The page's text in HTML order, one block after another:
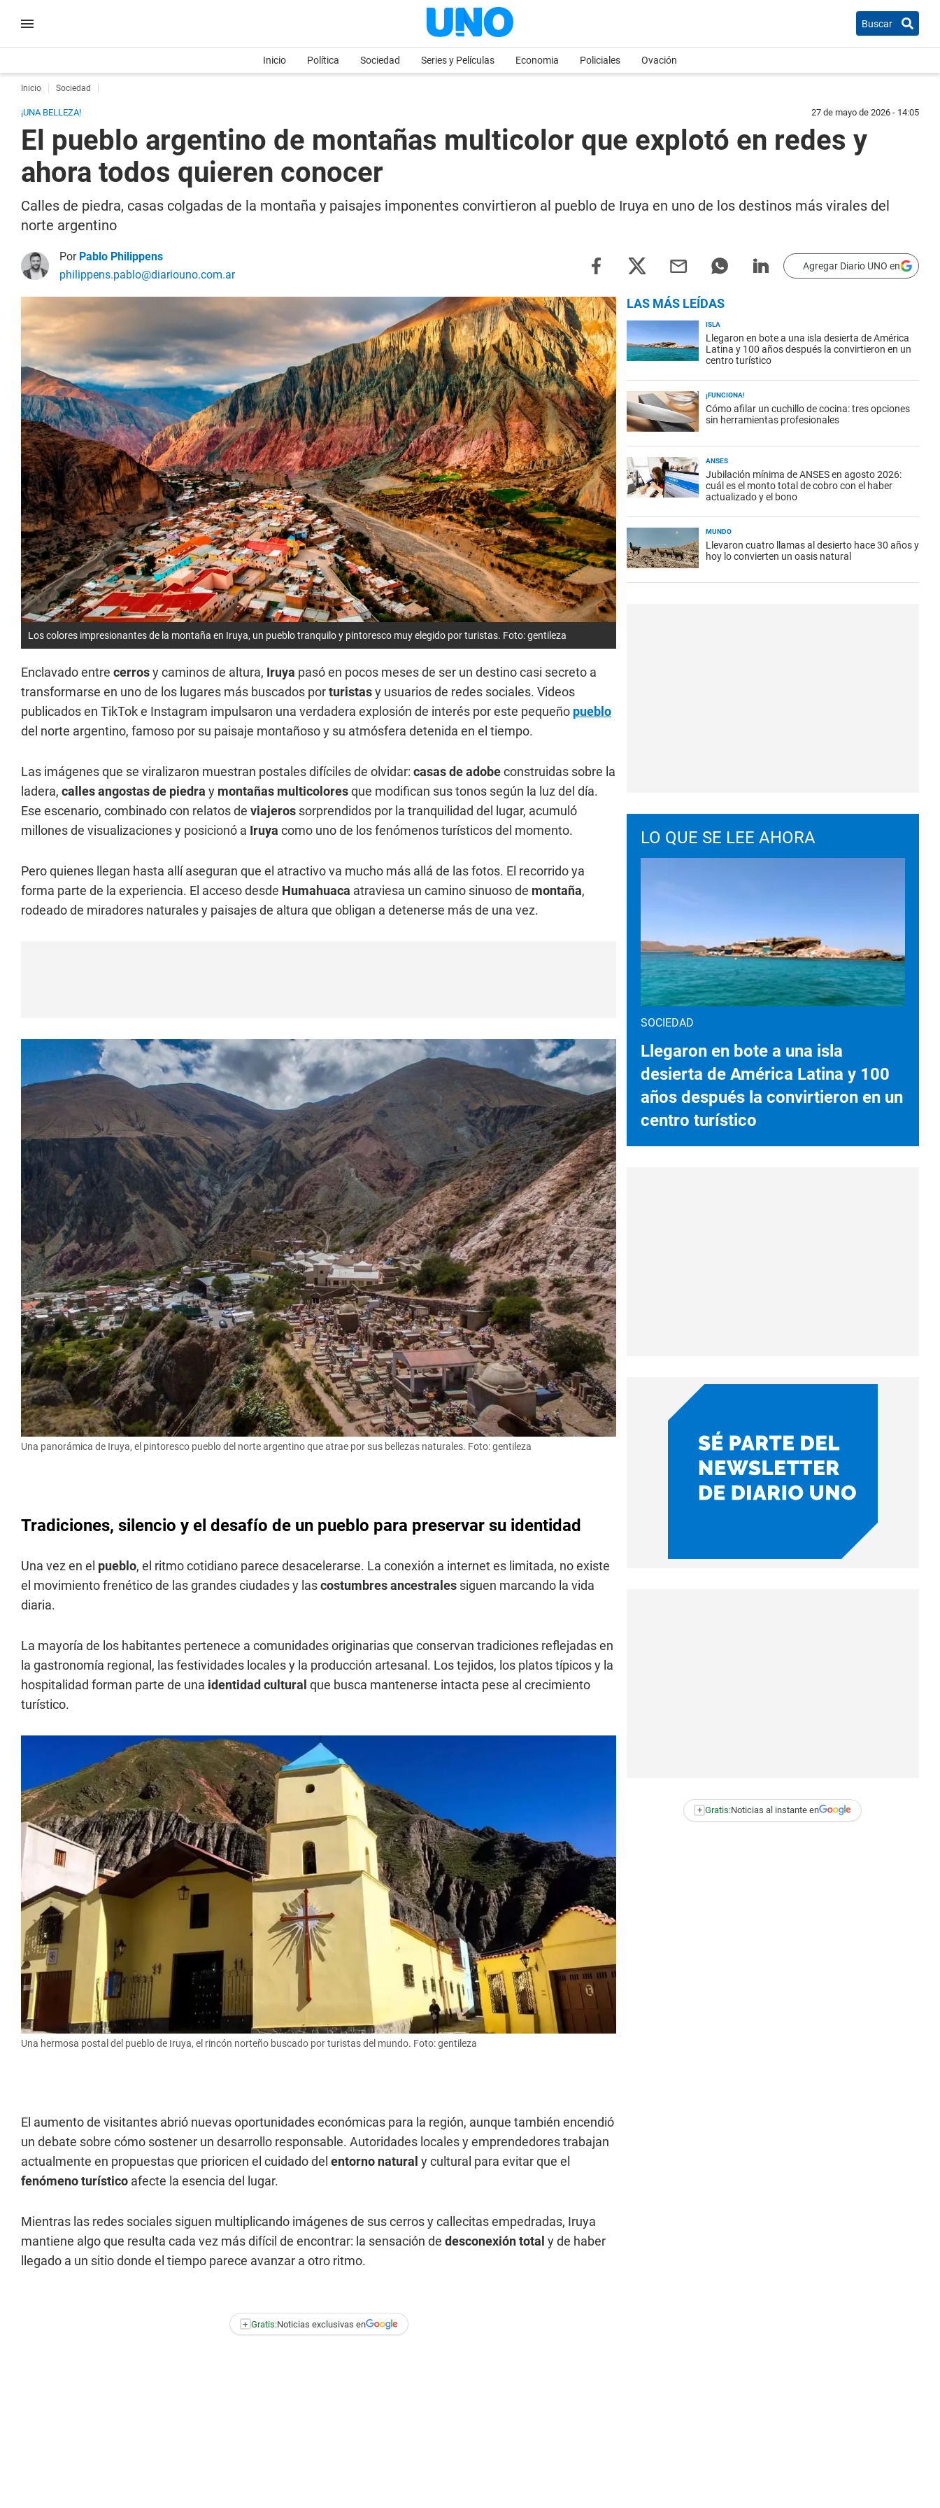
Buscar
Inicio Política Sociedad Series y Películas Economia Policiales Ovación
Inicio Sociedad
¡UNA BELLEZA! 27 de mayo de 2026 - 14:05
El pueblo argentino de montañas multicolor que explotó en redes y
ahora todos quieren conocer
Calles de piedra, casas colgadas de la montaña y paisajes imponentes convirtieron al pueblo de Iruya en uno de los destinos más virales del
norte argentino
Por Pablo Philippens
philippens.pablo@diariouno.com.ar
Agregar Diario UNO en
Los colores impresionantes de la montaña en Iruya, un pueblo tranquilo y pintoresco muy elegido por turistas. Foto: gentileza
Enclavado entre cerrosy caminos de altura, Iruya pasó en pocos meses de ser un destino casi secreto a
transformarse en uno de los lugares más buscados porturistasy usuarios de redes sociales. Videos
publicados en TikTok e Instagram impulsaron una verdadera explosión de interés por este pequeño pueblo
del norte argentino, famoso por su paisaje montañoso y su atmósfera detenida en el tiempo.
Las imágenes que se viralizaron muestran postales difíciles de olvidar: casas de adobeconstruidas sobre la
ladera, calles angostas de piedra y montañas multicoloresque modifican sus tonos según la luz del día.
Ese escenario, combinado con relatos de viajeros sorprendidos por la tranquilidad del lugar, acumuló
millones de visualizaciones y posicionó a Iruya como uno de los fenómenos turísticos del momento.
Pero quienes llegan hasta allí aseguran que el atractivo va mucho más allá de las fotos. El recorrido ya
forma parte de la experiencia. El acceso desde Humahuaca atraviesa un camino sinuoso de montaña,
rodeado de miradores naturales y paisajes de altura que obligan a detenerse más de una vez.
Una panorámica de Iruya, el pintoresco pueblo del norte argentino que atrae por sus bellezas naturales. Foto: gentileza
Tradiciones, silencio y el desafío de un pueblo para preservar su identidad
Una vez en el pueblo, el ritmo cotidiano parece desacelerarse. La conexión a internet es limitada, no existe
el movimiento frenético de las grandes ciudades y lascostumbres ancestrales siguen marcando la vida
diaria.
La mayoría de los habitantes pertenece a comunidades originarias que conservan tradiciones reflejadas en
la gastronomía regional, las festividades locales y la producción artesanal. Los tejidos, los platos típicos y la
hospitalidad forman parte de una identidad cultural que busca mantenerse intacta pese al crecimiento
turístico.
Una hermosa postal del pueblo de Iruya, el rincón norteño buscado por turistas del mundo. Foto: gentileza
El aumento de visitantes abrió nuevas oportunidades económicas para la región, aunque también encendió
un debate sobre cómo sostener un desarrollo responsable. Autoridades locales y emprendedores trabajan
actualmente en propuestas que prioricen el cuidado del entorno natural y cultural para evitar que el
fenómeno turístico afecte la esencia del lugar.
Mientras las redes sociales siguen multiplicando imágenes de sus cerros y callecitas empedradas, Iruya
mantiene algo que resulta cada vez más difícil de encontrar: la sensación de desconexión total y de haber
llegado a un sitio donde el tiempo parece avanzar a otro ritmo.
+ Gratis:Noticias exclusivas en
LAS MÁS LEÍDAS
ISLA
Llegaron en bote a una isla desierta de América
Latina y 100 años después la convirtieron en un
centro turístico
¡FUNCIONA!
Cómo afilar un cuchillo de cocina: tres opciones
sin herramientas profesionales
ANSES
Jubilación mínima de ANSES en agosto 2026:
cuál es el monto total de cobro con el haber
actualizado y el bono
MUNDO
Llevaron cuatro llamas al desierto hace 30 años y
hoy lo convierten un oasis natural
LO QUE SE LEE AHORA
SOCIEDAD
Llegaron en bote a una isla
desierta de América Latina y 100
años después la convirtieron en un
centro turístico
+ Gratis:Noticias al instante en